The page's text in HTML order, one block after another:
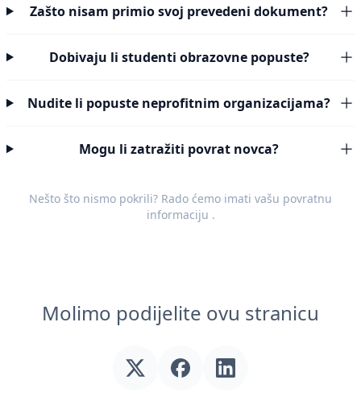
Zašto nisam primio svoj prevedeni dokument?
Dobivaju li studenti obrazovne popuste?
Nudite li popuste neprofitnim organizacijama?
Mogu li zatražiti povrat novca?
Nešto što nismo pokrili? Rado ćemo imati vašu povratnu
informaciju .
Molimo podijelite ovu stranicu